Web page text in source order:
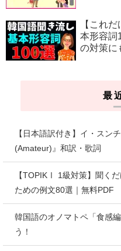
【これ
本形容詞
の対策に
最
【日本語訳付き】イ・スン
(Amateur)』和訳・歌詞
【TOPIKⅠ 1級対策】聞く
ための例文80選｜無料PDF
韓国語のオノマトペ「食感
う！